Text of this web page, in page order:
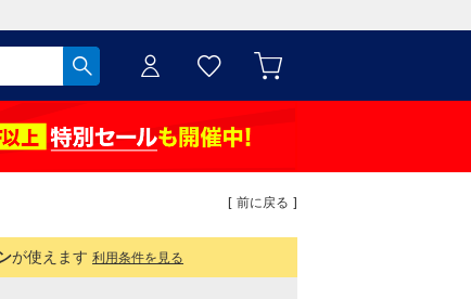
[ 前に戻る ]
が使えます 利用条件を見る